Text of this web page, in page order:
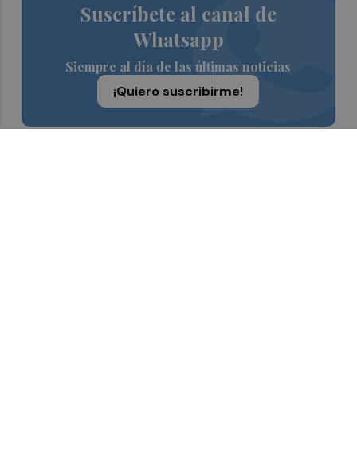
Suscríbete al canal de
Whatsapp
Siempre al día de las últimas noticias
¡Quiero suscribirme!